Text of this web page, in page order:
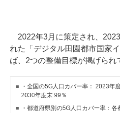
2022年3月に策定され、
れた「デジタル田園都市国家
ば、2つの整備目標が掲げられ
・全国の5G人口カバー率： 2023年
2030年度末 99％
・都道府県別の5G人口カバー率：